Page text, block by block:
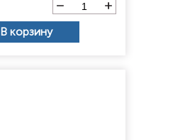
В корзину